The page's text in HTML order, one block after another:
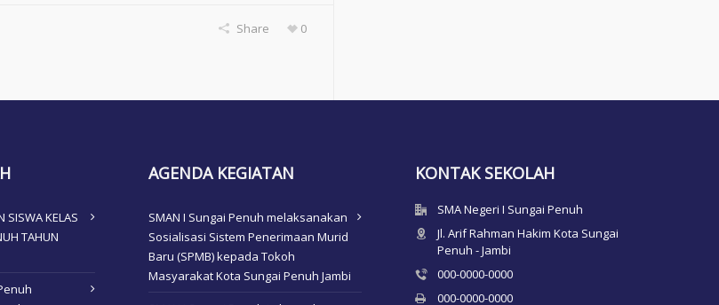
Share 0
SISWA KELAS
TAHUN
AGENDA KEGIATAN
SMAN I Sungai Penuh melaksanakan
Sosialisasi Sistem Penerimaan Murid
Baru (SPMB) kepada Tokoh
Masyarakat Kota Sungai Penuh Jambi
KONTAK SEKOLAH
SMA Negeri I Sungai Penuh
Jl. Arif Rahman Hakim Kota Sungai
Penuh - Jambi
000-0000-0000
000-0000-0000